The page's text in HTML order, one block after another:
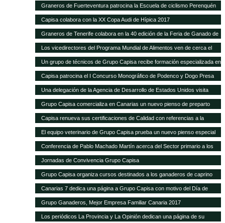
Canarias’ con una campaña en la que participa Grupo Capisa
Graneros de Fuerteventura patrocina la Escuela de ciclismo Perenquén
Macebike
Capisa colabora con la XX Copa Audi de Hípica 2017
Graneros de Tenerife colabora en la 40 edición de la Feria de Ganado de
San Benito
Los vicedirectores del Programa Mundial de Alimentos ven de cerca el
trabajo de Silos Canarios
Un grupo de técnicos de Grupo Capisa recibe formación especializada en
la Complutense
Capisa patrocina el I Concurso Monográfico de Podenco y Dogo Presa
Canario de Santa Brígida
Una delegación de la Agencia de Desarrollo de Estados Unidos visita
Silos Canarios
Grupo Capisa comercializa en Canarias un nuevo pienso de preparto
para caprino y ovino
Capisa renueva sus certificaciones de Calidad con referencias a la
“evidente mejora continua”, según el auditor
El equipo veterinario de Grupo Capisa prueba un nuevo pienso especial
para ponedoras
Conferencia de Pablo Machado Martín acerca del Sector primario a los
alumnos de Hecansa
Jornadas de Convivencia Grupo Capisa
Grupo Capisa organiza cursos destinados a los ganaderos de caprino
Canarias 7 dedica una página a Grupo Capisa con motivo del Día de
Canarias
Grupo Ganaderos, Mejor Empresa Familiar Canaria 2017
Los periódicos La Provincia y La Opinión dedican una página de su